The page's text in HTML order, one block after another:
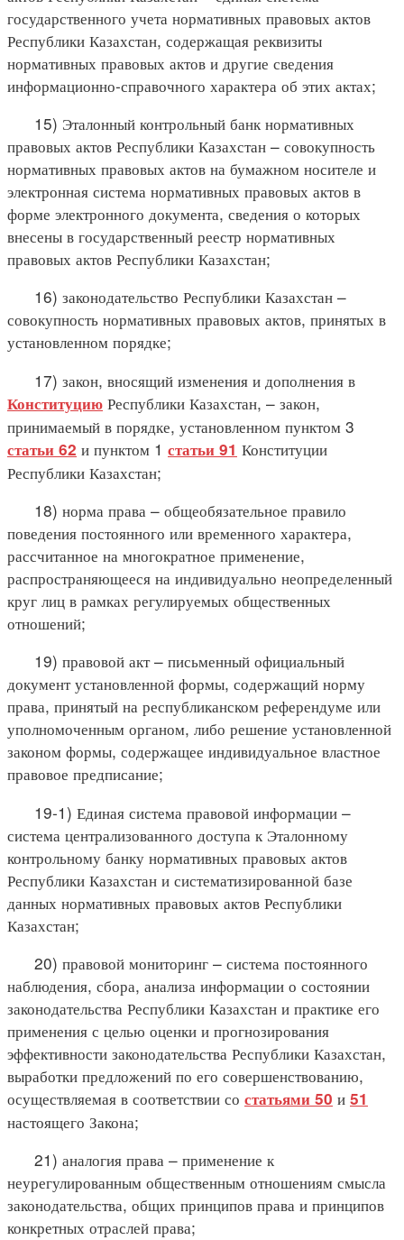
государственного учета нормативных правовых актов
Республики Казахстан, содержащая реквизиты
нормативных правовых актов и другие сведения
информационно-справочного характера об этих актах;
15) Эталонный контрольный банк нормативных
правовых актов Республики Казахстан – совокупность
нормативных правовых актов на бумажном носителе и
электронная система нормативных правовых актов в
форме электронного документа, сведения о которых
внесены в государственный реестр нормативных
правовых актов Республики Казахстан;
16) законодательство Республики Казахстан –
совокупность нормативных правовых актов, принятых в
установленном порядке;
17) закон, вносящий изменения и дополнения в
Конституцию Республики Казахстан, – закон,
принимаемый в порядке, установленном пунктом 3
статьи 62 и пунктом 1 статьи 91 Конституции
Республики Казахстан;
18) норма права – общеобязательное правило
поведения постоянного или временного характера,
рассчитанное на многократное применение,
распространяющееся на индивидуально неопределенный
круг лиц в рамках регулируемых общественных
отношений;
19) правовой акт – письменный официальный
документ установленной формы, содержащий норму
права, принятый на республиканском референдуме или
уполномоченным органом, либо решение установленной
законом формы, содержащее индивидуальное властное
правовое предписание;
19-1) Единая система правовой информации –
система централизованного доступа к Эталонному
контрольному банку нормативных правовых актов
Республики Казахстан и систематизированной базе
данных нормативных правовых актов Республики
Казахстан;
20) правовой мониторинг – система постоянного
наблюдения, сбора, анализа информации о состоянии
законодательства Республики Казахстан и практике его
применения с целью оценки и прогнозирования
эффективности законодательства Республики Казахстан,
выработки предложений по его совершенствованию,
осуществляемая в соответствии со статьями 50 и 51
настоящего Закона;
21) аналогия права – применение к
неурегулированным общественным отношениям смысла
законодательства, общих принципов права и принципов
конкретных отраслей права;